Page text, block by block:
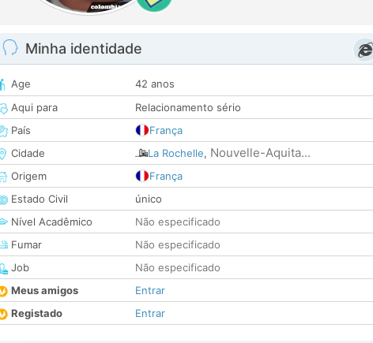
Minha identidade
Age
42 anos
Aqui para
Relacionamento sério
País
França
Cidade
La Rochelle, Nouvelle-Aquita...
Origem
França
Estado Civil
único
Nível Acadêmico
Não especificado
Fumar
Não especificado
Job
Não especificado
Meus amigos
Entrar
Registado
Entrar